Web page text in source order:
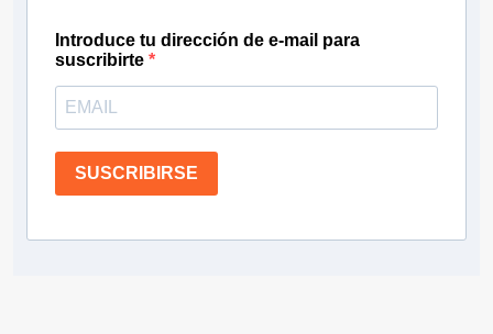
Introduce tu dirección de e-mail para
suscribirte
SUSCRIBIRSE